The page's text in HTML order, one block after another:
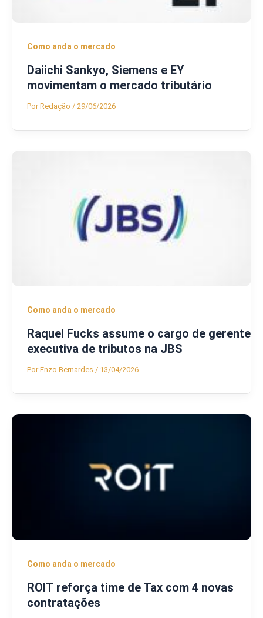
Como anda o mercado
Daiichi Sankyo, Siemens e EY
movimentam o mercado tributário
PorRedação / 29/06/2026
Como anda o mercado
Raquel Fucks assume o cargo de gerente
executiva de tributos na JBS
PorEnzo Bernardes / 13/04/2026
Como anda o mercado
ROIT reforça time de Tax com 4 novas
contratações